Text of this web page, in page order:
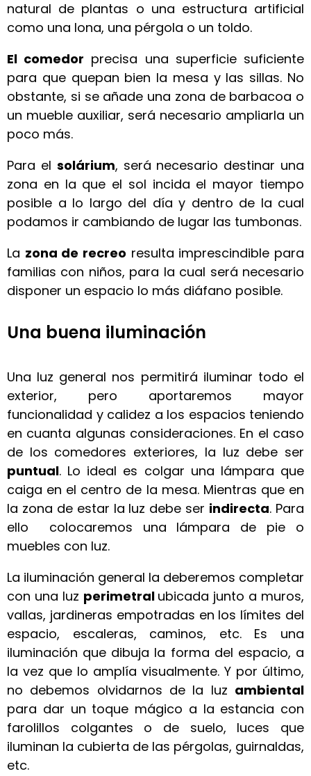
natural de plantas o una estructura artificial
como una lona, una pérgola o un toldo.
El comedor precisa una superficie suficiente
para que quepan bien la mesa y las sillas. No
obstante, si se añade una zona de barbacoa o
un mueble auxiliar, será necesario ampliarla un
poco más.
Para el solárium, será necesario destinar una
zona en la que el sol incida el mayor tiempo
posible a lo largo del día y dentro de la cual
podamos ir cambiando de lugar las tumbonas.
La zona de recreo resulta imprescindible para
familias con niños, para la cual será necesario
disponer un espacio lo más diáfano posible.
Una buena iluminación
Una luz general nos permitirá iluminar todo el
exterior, pero aportaremos mayor
funcionalidad y calidez a los espacios teniendo
en cuanta algunas consideraciones. En el caso
de los comedores exteriores, la luz debe ser
puntual. Lo ideal es colgar una lámpara que
caiga en el centro de la mesa. Mientras que en
la zona de estar la luz debe ser indirecta. Para
ello colocaremos una lámpara de pie o
muebles con luz.
La iluminación general la deberemos completar
con una luz perimetral ubicada junto a muros,
vallas, jardineras empotradas en los límites del
espacio, escaleras, caminos, etc. Es una
iluminación que dibuja la forma del espacio, a
la vez que lo amplía visualmente. Y por último,
no debemos olvidarnos de la luz ambiental
para dar un toque mágico a la estancia con
farolillos colgantes o de suelo, luces que
iluminan la cubierta de las pérgolas, guirnaldas,
etc.